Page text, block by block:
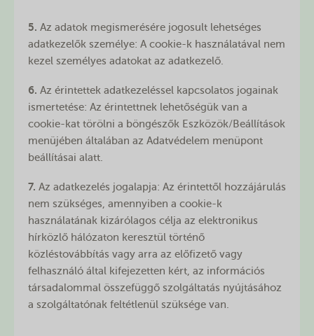
5. Az adatok megismerésére jogosult lehetséges
adatkezelők személye: A cookie-k használatával nem
kezel személyes adatokat az adatkezelő.
6. Az érintettek adatkezeléssel kapcsolatos jogainak
ismertetése: Az érintettnek lehetőségük van a
cookie-kat törölni a böngészők Eszközök/Beállítások
menüjében általában az Adatvédelem menüpont
beállításai alatt.
7. Az adatkezelés jogalapja: Az érintettől hozzájárulás
nem szükséges, amennyiben a cookie-k
használatának kizárólagos célja az elektronikus
hírközlő hálózaton keresztül történő
közléstovábbítás vagy arra az előfizető vagy
felhasználó által kifejezetten kért, az információs
társadalommal összefüggő szolgáltatás nyújtásához
a szolgáltatónak feltétlenül szüksége van.